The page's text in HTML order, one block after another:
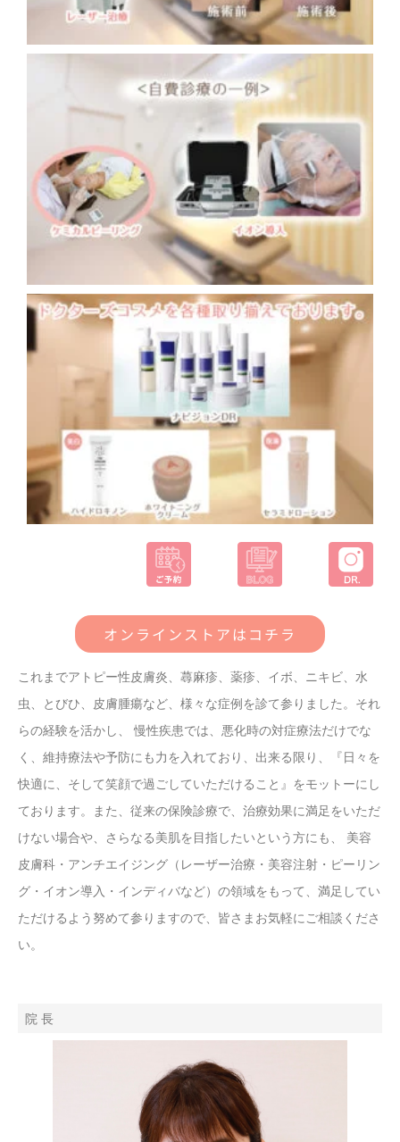
オンラインストアはコチラ
これまでアトピー性皮膚炎、蕁麻疹、薬疹、イボ、ニキビ、水
虫、とびひ、皮膚腫瘍など、様々な症例を診て参りました。それ
らの経験を活かし、 慢性疾患では、悪化時の対症療法だけでな
く、維持療法や予防にも力を入れており、出来る限り、『日々を
快適に、そして笑顔で過ごしていただけること』をモットーにし
ております。また、従来の保険診療で、治療効果に満足をいただ
けない場合や、さらなる美肌を目指したいという方にも、 美容
皮膚科・アンチエイジング（レーザー治療・美容注射・ピーリン
グ・イオン導入・インディバなど）の領域をもって、満足してい
ただけるよう努めて参りますので、皆さまお気軽にご相談くださ
い。
院 長